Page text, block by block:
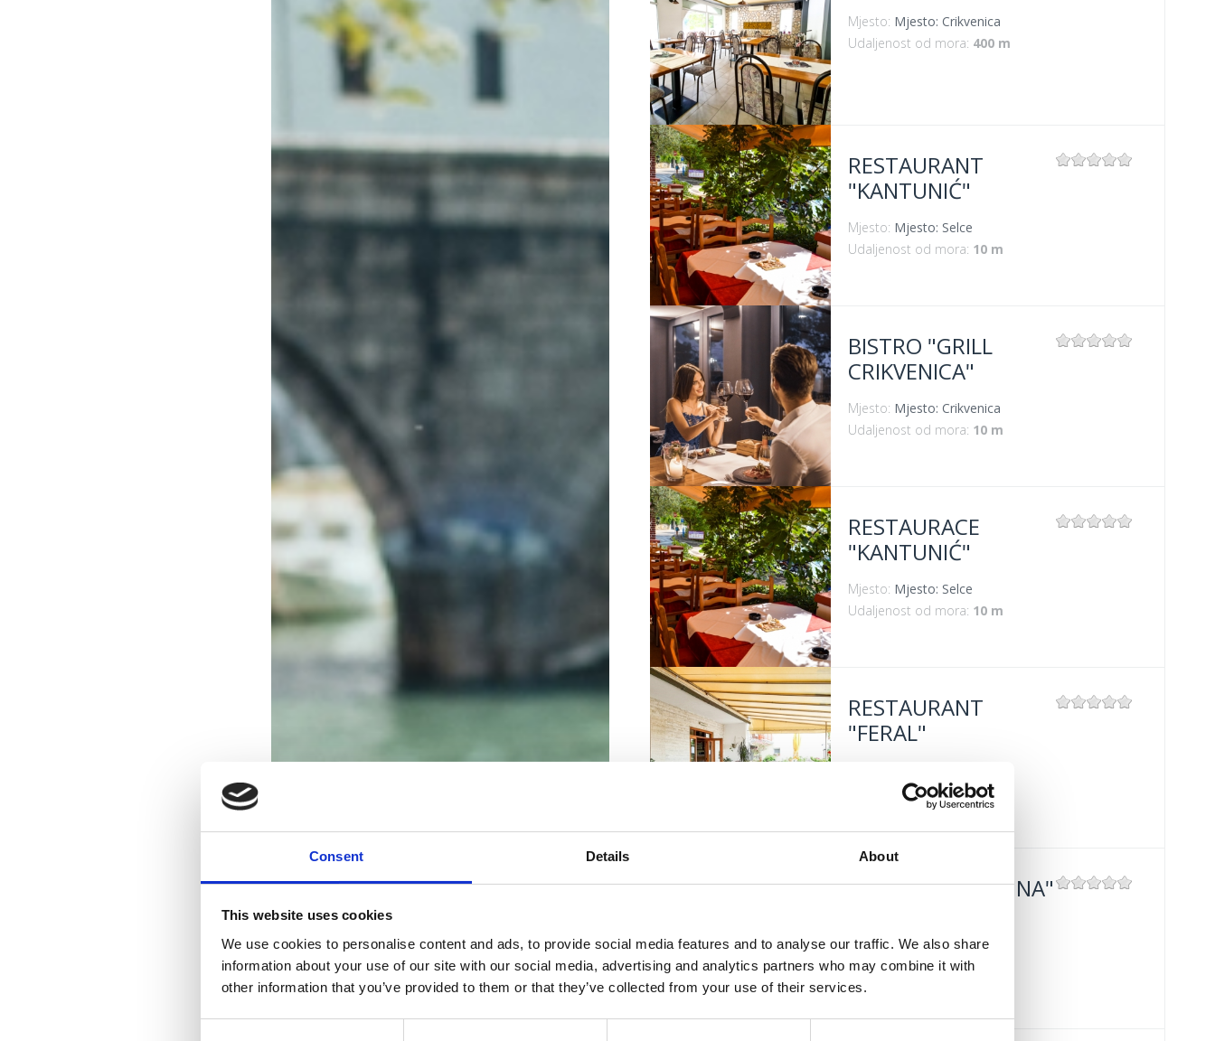
Consent Details About
This website uses cookies
We use cookies to personalise content and ads, to provide social media features and to analyse our traffic. We also share
information about your use of our site with our social media, advertising and analytics partners who may combine it with
other information that you’ve provided to them or that they’ve collected from your use of their services.
VIŠE INFORMACIJA
Mjesto: Mjesto: Crikvenica
Udaljenost od mora: 400 m
VIŠE INFORMACIJA
RESTAURANT
"KANTUNIĆ"
Mjesto: Mjesto: Selce
Udaljenost od mora: 10 m
BISTRO "GRILL
CRIKVENICA"
Mjesto: Mjesto: Crikvenica
Udaljenost od mora: 10 m
RESTAURACE
"KANTUNIĆ"
Mjesto: Mjesto: Selce
Udaljenost od mora: 10 m
RESTAURANT
"FERAL"
Udaljenost od mora:5 m
VIŠE INFORMACIJA
TAVERNY "MASLINA"
Udaljenost od mora:100 m